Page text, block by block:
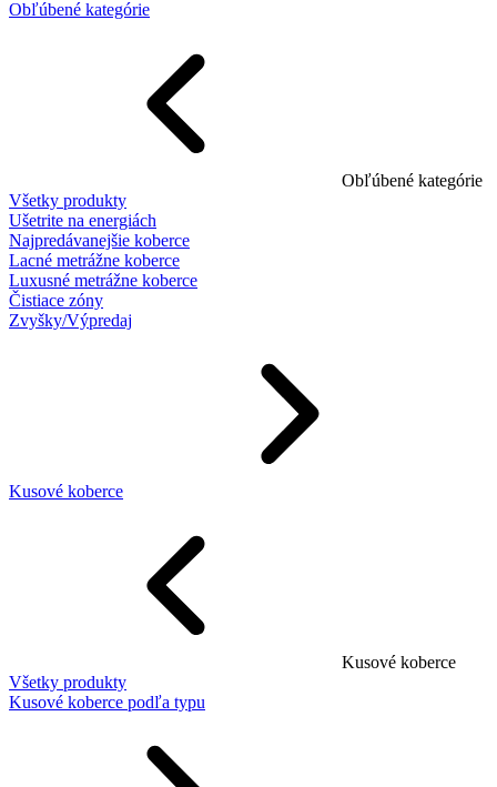
Obľúbené kategórie
Obľúbené kategórie
Všetky produkty
Ušetrite na energiách
Najpredávanejšie koberce
Lacné metrážne koberce
Luxusné metrážne koberce
Čistiace zóny
Zvyšky/Výpredaj
Kusové koberce
Kusové koberce
Všetky produkty
Kusové koberce podľa typu